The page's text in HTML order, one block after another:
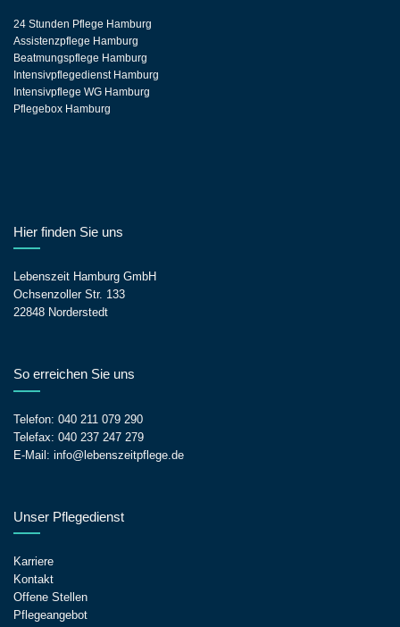
24 Stunden Pflege Hamburg
Assistenzpflege Hamburg
Beatmungspflege Hamburg
Intensivpflegedienst Hamburg
Intensivpflege WG Hamburg
Pflegebox Hamburg
Hier finden Sie uns
Lebenszeit Hamburg GmbH
Ochsenzoller Str. 133
22848 Norderstedt
So erreichen Sie uns
Telefon: 040 211 079 290
Telefax: 040 237 247 279
E-Mail: info@lebenszeitpflege.de
Unser Pflegedienst
Karriere
Kontakt
Offene Stellen
Pflegeangebot